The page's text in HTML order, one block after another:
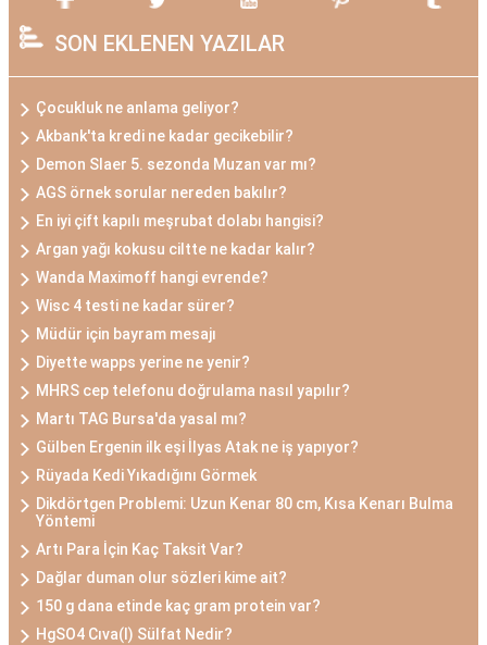
SON EKLENEN YAZILAR
Çocukluk ne anlama geliyor?
Akbank'ta kredi ne kadar gecikebilir?
Demon Slaer 5. sezonda Muzan var mı?
AGS örnek sorular nereden bakılır?
En iyi çift kapılı meşrubat dolabı hangisi?
Argan yağı kokusu ciltte ne kadar kalır?
Wanda Maximoff hangi evrende?
Wisc 4 testi ne kadar sürer?
Müdür için bayram mesajı
Diyette wapps yerine ne yenir?
MHRS cep telefonu doğrulama nasıl yapılır?
Martı TAG Bursa'da yasal mı?
Gülben Ergenin ilk eşi İlyas Atak ne iş yapıyor?
Rüyada Kedi Yıkadığını Görmek
Dikdörtgen Problemi: Uzun Kenar 80 cm, Kısa Kenarı Bulma
Yöntemi
Artı Para İçin Kaç Taksit Var?
Dağlar duman olur sözleri kime ait?
150 g dana etinde kaç gram protein var?
HgSO4 Cıva(I) Sülfat Nedir?